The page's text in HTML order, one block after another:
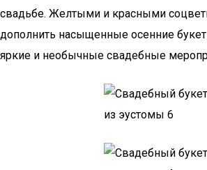
свадьбе. Желтыми и красными
дополнить насыщенные осенние
яркие и необычные свадебные